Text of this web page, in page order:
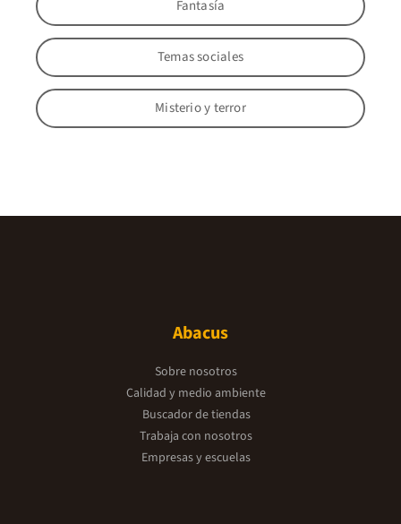
Fantasía
Temas sociales
Misterio y terror
Abacus
Sobre nosotros
Calidad y medio ambiente
Buscador de tiendas
Trabaja con nosotros
Empresas y escuelas